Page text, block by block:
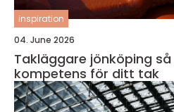
inspiration
04. June 2026
Takläggare jönköping så väljer du rätt
kompetens för ditt tak